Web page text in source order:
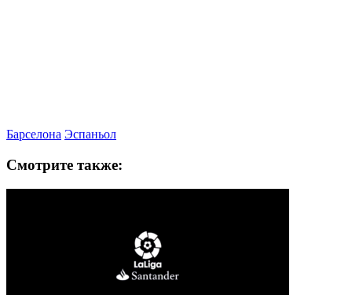
Барселона Эспаньол
Смотрите также: